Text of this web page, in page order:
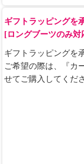
ギフトラッピングを
[ロングブーツのみ対
ギフトラッピングを
ご希望の際は、『カ
せてご購入してくだ